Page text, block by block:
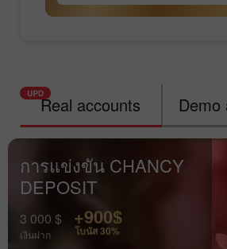
Real accounts Demo
การแข่งขัน CHANCY
DEPOSIT
3 000 $
เงินฝาก
+900$
โบนัส 30%